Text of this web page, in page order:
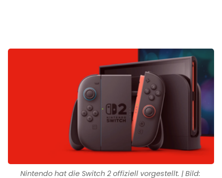
Zusammenarbeit
Kontakt
Impressum
Nintendo hat die Switch 2 offiziell vorgestellt. | Bild: